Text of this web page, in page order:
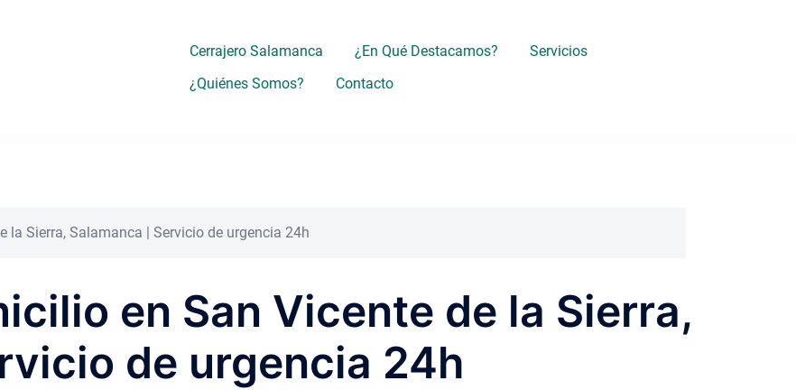
Cerrajero Salamanca ¿En Qué Destacamos?
Servicios
¿Quiénes Somos?
Contacto
la Sierra, Salamanca | Servicio de urgencia 24h
en San Vicente de la Sierra,
de urgencia 24h